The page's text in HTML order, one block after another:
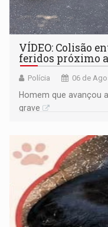
VÍDEO: Colisão
feridos próximo
Polícia 06 de
Homem que avançou
grave